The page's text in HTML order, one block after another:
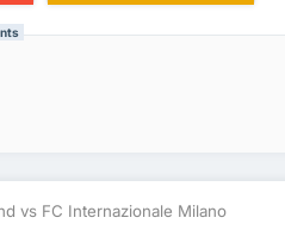
vs FC Internazionale Milano